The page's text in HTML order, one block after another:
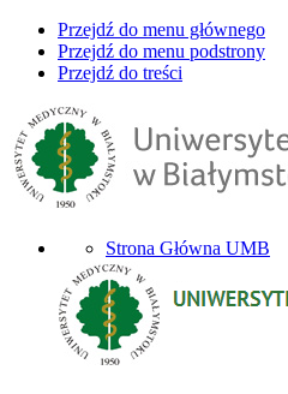
Przejdź do menu głównego
Przejdź do menu podstrony
Przejdź do treści
Strona Główna UMB